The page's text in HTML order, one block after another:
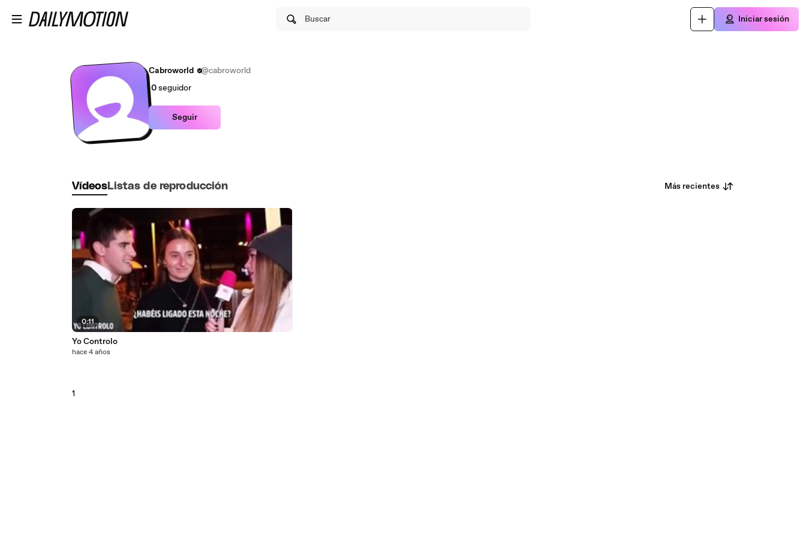
Buscar Iniciar sesión
Cabroworld
@cabroworld
0seguidor
Seguir
Vídeos Listas de reproducción Más recientes
0:11
Yo Controlo
hace 4 años
1